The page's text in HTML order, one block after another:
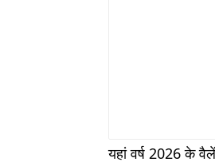
यहां वर्ष 2026 के